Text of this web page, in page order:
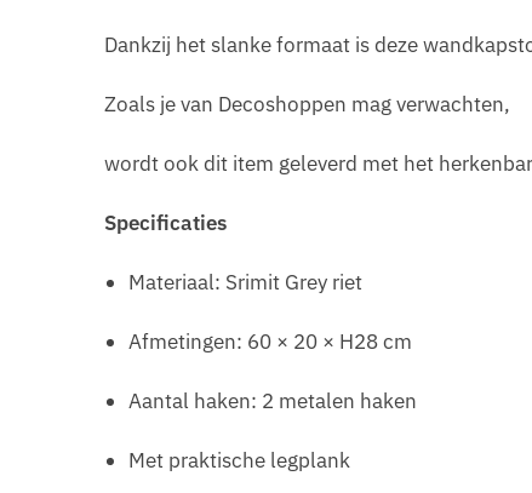
Dankzij het slanke formaat is deze
Zoals je van Decoshoppen mag verwachten,
wordt ook dit item geleverd met het
Specificaties
Materiaal: Srimit Grey riet
Afmetingen: 60 × 20 × H28 cm
Aantal haken: 2 metalen haken
Met praktische legplank